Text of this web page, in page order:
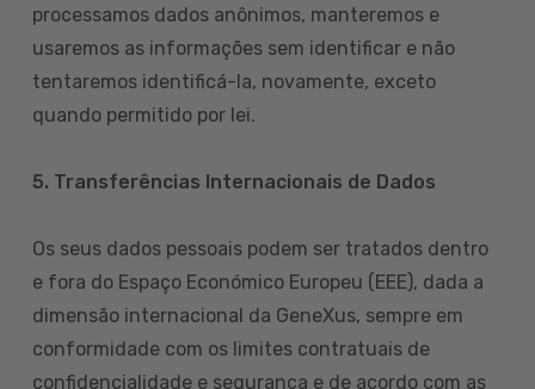
processamos dados anônimos, manteremos e
usaremos as informações sem identificar e não
tentaremos identificá-la, novamente, exceto
quando permitido por lei.
5. Transferências Internacionais de Dados
Os seus dados pessoais podem ser tratados dentro
e fora do Espaço Económico Europeu (EEE), dada a
dimensão internacional da GeneXus, sempre em
conformidade com os limites contratuais de
confidencialidade e segurança e de acordo com as